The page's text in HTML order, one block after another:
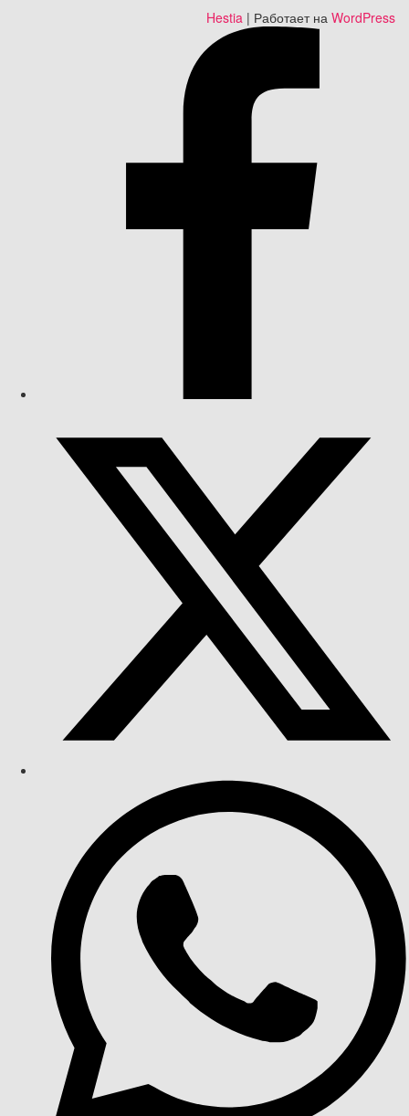
Hestia | Работает на WordPress